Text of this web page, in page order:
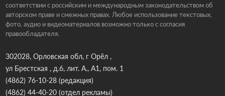
соответствии с российским и международным законодательством об
авторском праве и смежных правах. Любое использование текстовых,
фото, аудио и видеоматериалов возможно только с согласия
правообладателя.
302028, Орловская обл, г Орёл ,
ул Брестская , д.6, лит. А., А1, пом. 1
(4862) 76-10-28(редакция)
(4862) 44-40-20(отдел рекламы)